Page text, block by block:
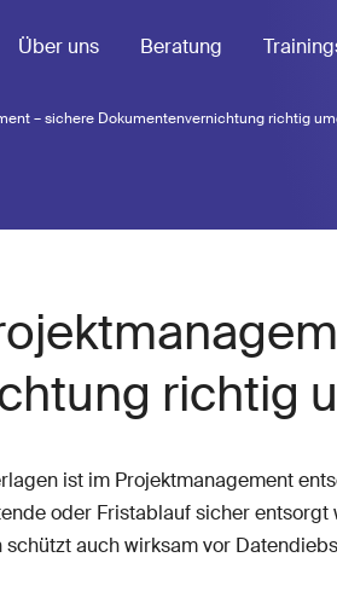
Über uns Beratung
– sichere Dokumentenvernichtung richtig
richtig
ist im Projektmanagement
oder Fristablauf sicher
auch wirksam vor